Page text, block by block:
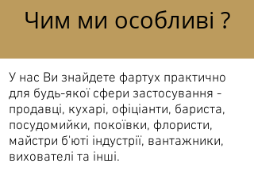
Чим ми особливі ?
У нас Ви знайдете фартух практично
для будь-якої сфери застосування -
продавці, кухарі, офіціанти, бариста,
посудомийки, покоївки, флористи,
майстри б'юті індустрії, вантажники,
вихователі та інші.